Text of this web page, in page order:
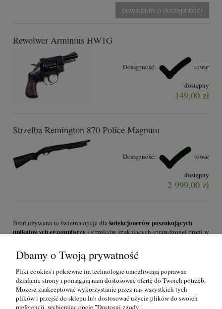
powiadom o dostępności
Rewolwer Arminius HW1G
Dostępność: towar
dostępny
149,00 zł
Strzelba Remington 870 Police Magnum
Dostępność: towar
dostępny
2 999,00 zł
Broń używana to świetna opcja dlakolekcjonerów poszukujących
unikatowych egzemplarzyi strzelców szukających sprawdzonej broni w
rewolwerów po współczesne pistolety samopowtarzalne.
warunki. Zgodnie z przepisamiwyłącznie odbiór osobistyw Łodzi, ul.
Wojska Polskiego 7.
O nas
Dbamy o Twoją prywatność
Pliki cookies i pokrewne im technologie umożliwiają poprawne
działanie strony i pomagają nam dostosować ofertę do Twoich potrzeb.
Możesz zaakceptować wykorzystanie przez nas wszystkich tych
plików i przejść do sklepu lub dostosować użycie plików do swoich
preferencji, wybierając opcję "Dostosuj zgody".